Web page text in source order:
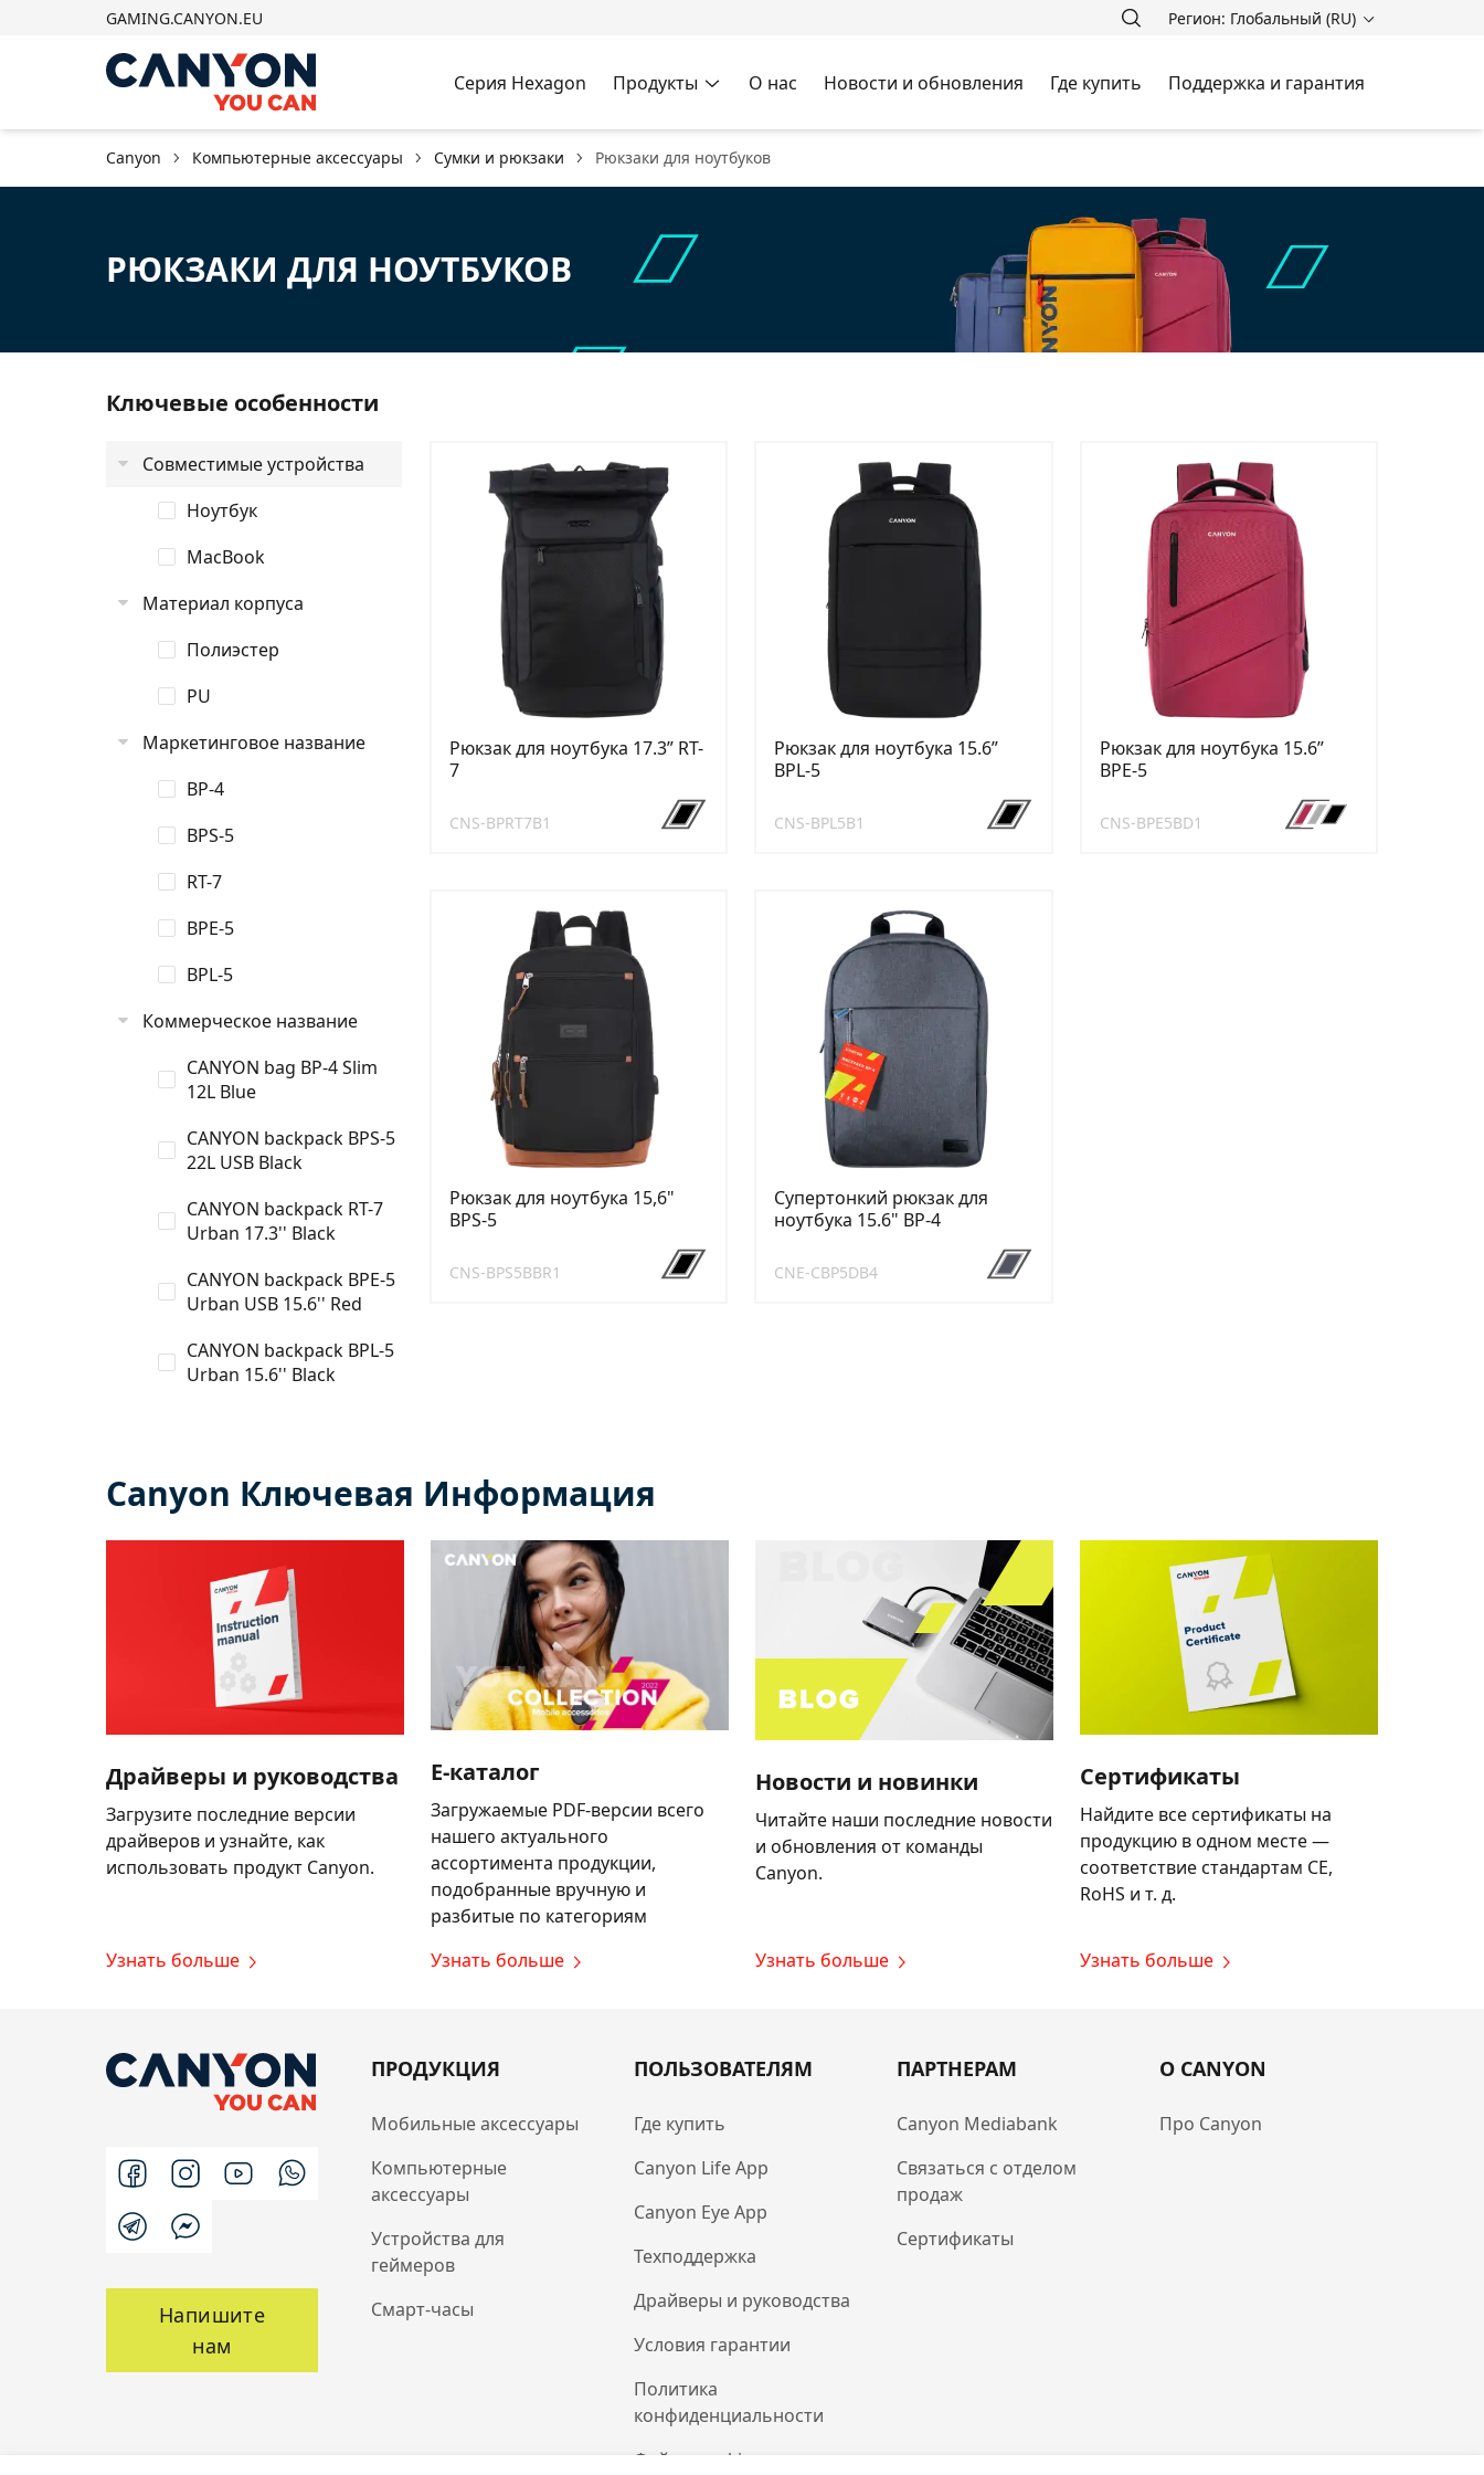
GAMING.CANYON.EU Регион: Глобальный (RU)
Серия Hexagon Продукты О нас Новости и обновления Где купить Поддержка и гарантия
Canyon Компьютерные аксессуары Сумки и рюкзаки Рюкзаки для ноутбуков
РЮКЗАКИ ДЛЯ НОУТБУКОВ
Ключевые особенности
Совместимые устройства
Ноутбук
MacBook
Материал корпуса
Полиэстер
PU
Маркетинговое название
BP-4
BPS-5
RT-7
BPE-5
BPL-5
Коммерческое название
CANYON bag BP-4 Slim
12L Blue
CANYON backpack BPS-5
22L USB Black
CANYON backpack RT-7
Urban 17.3'' Black
CANYON backpack BPE-5
Urban USB 15.6'' Red
CANYON backpack BPL-5
Urban 15.6'' Black
Рюкзак для ноутбука 17.3ʺ RT-
7
CNS-BPRT7B1
Рюкзак для ноутбука 15.6ʺ
BPL-5
CNS-BPL5B1
Рюкзак для ноутбука 15.6ʺ
BPE-5
CNS-BPE5BD1
Рюкзак для ноутбука 15,6"
BPS-5
CNS-BPS5BBR1
Супертонкий рюкзак для
ноутбука 15.6" BP-4
CNE-CBP5DB4
Canyon Ключевая Информация
Драйверы и руководства
Загрузите последние версии
драйверов и узнайте, как
использовать продукт Canyon.
Узнать больше
E-каталог
Загружаемые PDF-версии всего
нашего актуального
ассортимента продукции,
подобранные вручную и
разбитые по категориям
Узнать больше
Новости и новинки
Читайте наши последние новости
и обновления от команды
Canyon.
Узнать больше
Сертификаты
Найдите все сертификаты на
продукцию в одном месте —
соответствие стандартам CE,
RoHS и т. д.
Узнать больше
Напишите
нам
ПРОДУКЦИЯ
Мобильные аксессуары
Компьютерные
аксессуары
Устройства для
геймеров
Смарт-часы
ПОЛЬЗОВАТЕЛЯМ
Где купить
Canyon Life App
Canyon Eye App
Техподдержка
Драйверы и руководства
Условия гарантии
Политика
конфиденциальности
Файлы cookie
ПАРТНЕРАМ
Canyon Mediabank
Связаться с отделом
продаж
Сертификаты
О CANYON
Про Canyon